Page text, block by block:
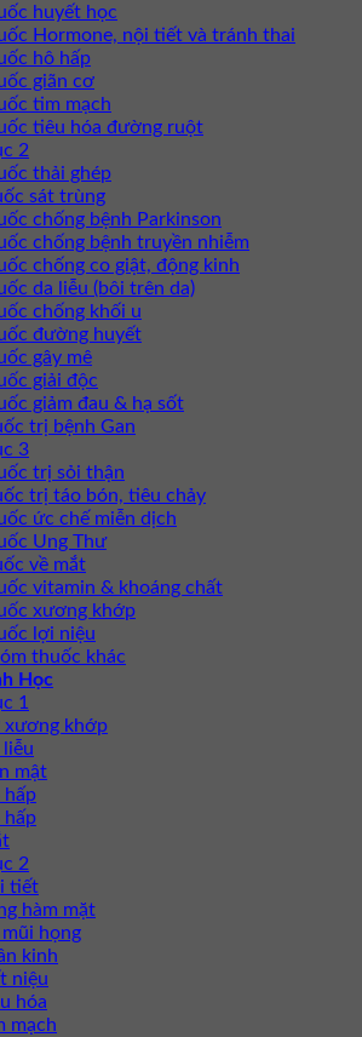
huyết học
Hormone, nội tiết và tránh thai
hô hấp
giãn cơ
tim mạch
tiêu hóa đường ruột
2
thải ghép
sát trùng
chống bệnh Parkinson
chống bệnh truyền nhiễm
chống co giật, động kinh
da liễu (bôi trên da)
chống khối u
đường huyết
gây mê
giải độc
giảm đau & hạ sốt
trị bệnh Gan
3
trị sỏi thận
trị táo bón, tiêu chảy
ức chế miễn dịch
Ung Thư
về mắt
vitamin & khoáng chất
xương khớp
lợi niệu
thuốc khác
Học
1
xương khớp
liễu
mật
hấp
hấp
2
tiết
hàm mặt
mũi họng
kinh
niệu
hóa
mạch